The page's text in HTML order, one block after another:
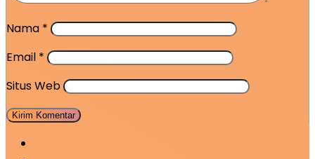
Nama *
Email *
Situs Web